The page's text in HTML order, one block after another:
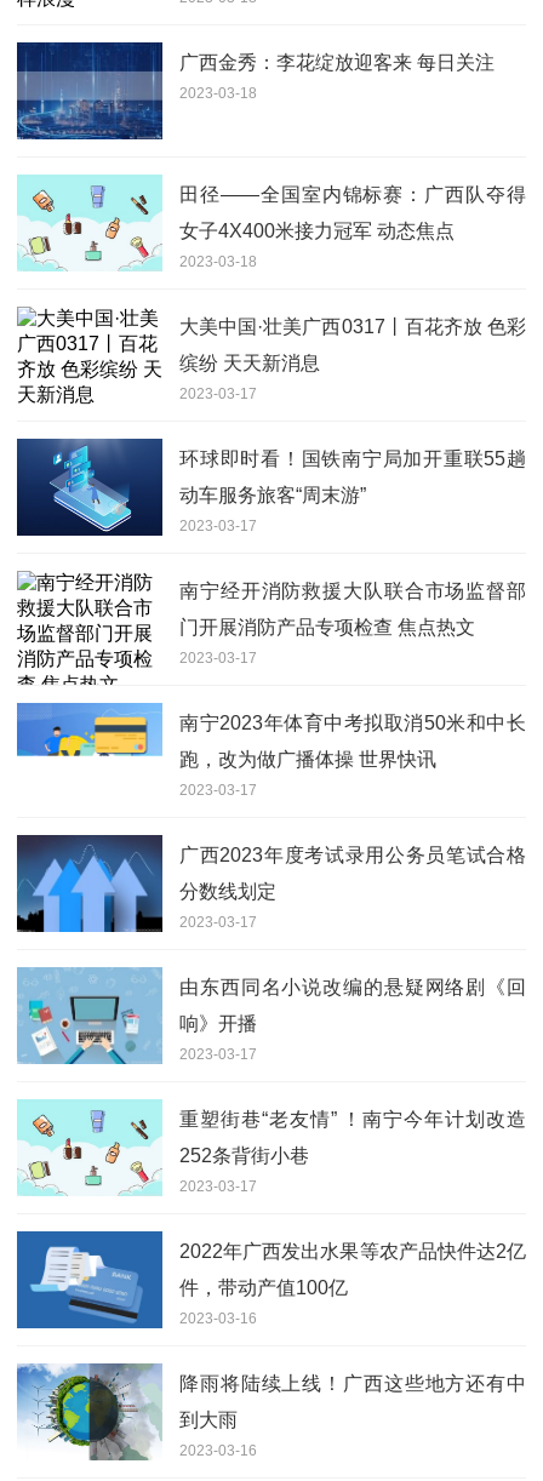
广西金秀：李花绽放迎客来 每日关注
2023-03-18
田径——全国室内锦标赛：广西队夺得
女子4X400米接力冠军 动态焦点
2023-03-18
大美中国·壮美广西0317丨百花齐放 色彩
缤纷 天天新消息
2023-03-17
环球即时看！国铁南宁局加开重联55趟
动车服务旅客“周末游”
2023-03-17
南宁经开消防救援大队联合市场监督部
门开展消防产品专项检查 焦点热文
2023-03-17
南宁2023年体育中考拟取消50米和中长
跑，改为做广播体操 世界快讯
2023-03-17
广西2023年度考试录用公务员笔试合格
分数线划定
2023-03-17
由东西同名小说改编的悬疑网络剧《回
响》开播
2023-03-17
重塑街巷“老友情” ！南宁今年计划改造
252条背街小巷
2023-03-17
2022年广西发出水果等农产品快件达2亿
件，带动产值100亿
2023-03-16
降雨将陆续上线！广西这些地方还有中
到大雨
2023-03-16